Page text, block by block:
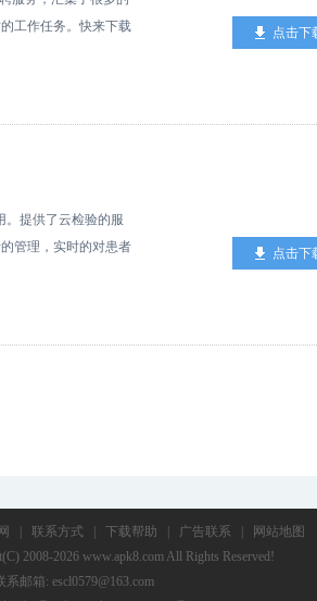
工作任务。快来下载
点击下
。提供了云检验的服
管理，实时的对患者
点击下
联系方式 下载帮助 广告联系
网站地图
2008-2026 www.apk8.com All Rights Reserved!
系邮箱: escl0579@163.com